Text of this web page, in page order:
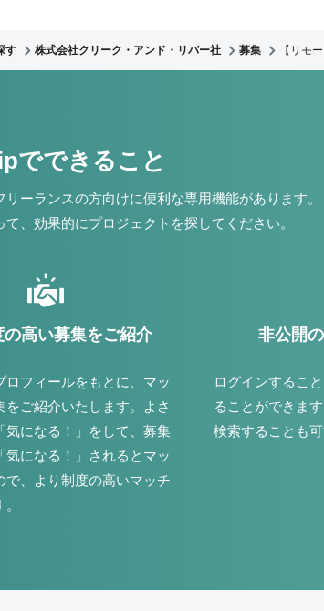
す 株式会社クリーク・アンド・リバー社 募集 【リモ
でできること
リーランスの方向けに便利な専用機能があります。
、効果的にプロジェクトを探してください。
の高い募集をご紹介
ロフィールをもとに、マッ
をご紹介いたします。よさ
気になる！」をして、募集
気になる！」されるとマッ
で、より制度の高いマッチ
非公開
ログインするこ
ることができま
検索することも可